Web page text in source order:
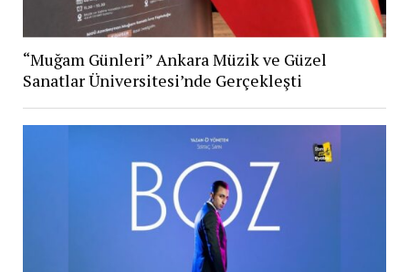
“Muğam Günleri” Ankara Müzik ve Güzel
Sanatlar Üniversitesi’nde Gerçekleşti